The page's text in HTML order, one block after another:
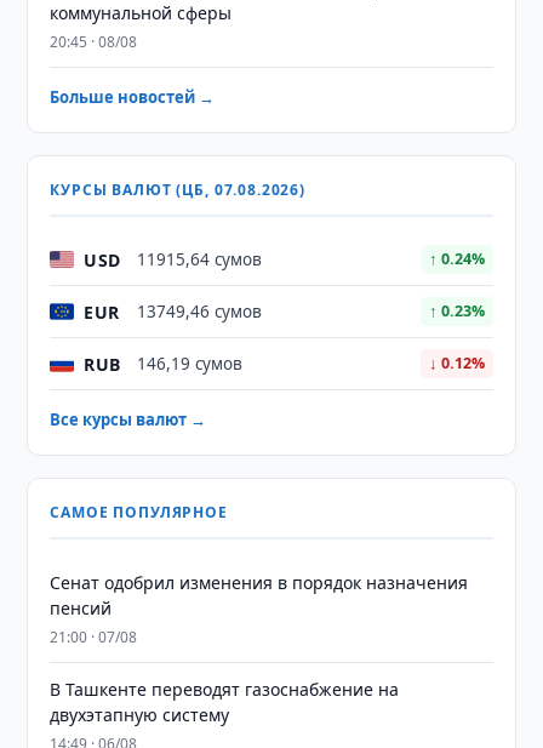
коммунальной сферы
20:45 · 08/08
Больше новостей →
КУРСЫ ВАЛЮТ (ЦБ, 07.08.2026)
USD 11915,64 сумов ↑ 0.24%
EUR 13749,46 сумов ↑ 0.23%
RUB 146,19 сумов ↓ 0.12%
Все курсы валют →
САМОЕ ПОПУЛЯРНОЕ
Сенат одобрил изменения в порядок назначения
пенсий
21:00 · 07/08
В Ташкенте переводят газоснабжение на
двухэтапную систему
14:49 · 06/08